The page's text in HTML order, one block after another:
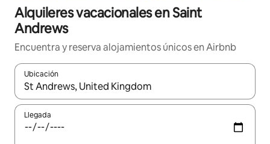
Alquileres vacacionales en Saint
Andrews
Encuentra y reserva alojamientos únicos en Airbnb
Ubicación
Cuando los resultados estén disponibles, navega con las
Llegada